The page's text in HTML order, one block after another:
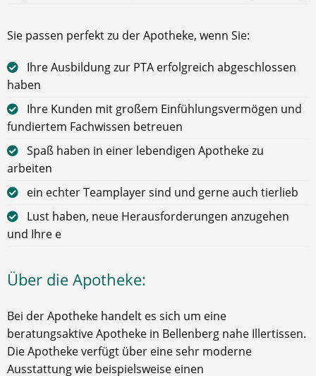
Sie passen perfekt zu der Apotheke, wenn Sie:
Ihre Ausbildung zur PTA erfolgreich abgeschlossen
haben
Ihre Kunden mit großem Einfühlungsvermögen und
fundiertem Fachwissen betreuen
Spaß haben in einer lebendigen Apotheke zu
arbeiten
ein echter Teamplayer sind und gerne auch tierlieb
Lust haben, neue Herausforderungen anzugehen
und Ihre e
Über die Apotheke:
Bei der Apotheke handelt es sich um eine
beratungsaktive Apotheke in Bellenberg nahe Illertissen.
Die Apotheke verfügt über eine sehr moderne
Ausstattung wie beispielsweise einen